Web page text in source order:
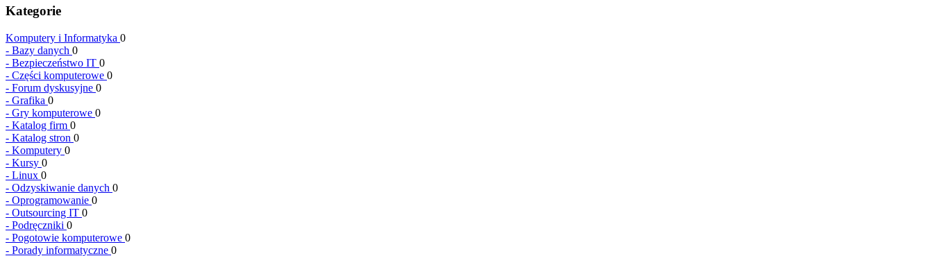
Kategorie
Komputery i Informatyka 0
- Bazy danych 0
- Bezpieczeństwo IT 0
- Części komputerowe 0
- Forum dyskusyjne 0
- Grafika 0
- Gry komputerowe 0
- Katalog firm 0
- Katalog stron 0
- Komputery 0
- Kursy 0
- Linux 0
- Odzyskiwanie danych 0
- Oprogramowanie 0
- Outsourcing IT 0
- Podręczniki 0
- Pogotowie komputerowe 0
- Porady informatyczne 0